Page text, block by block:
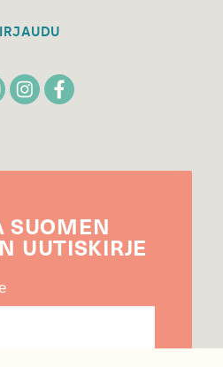
SUOMEN
UUTIS­KIRJE